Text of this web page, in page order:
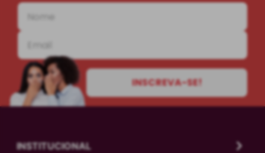
INSCREVA-SE!
INSTITUCIONAL